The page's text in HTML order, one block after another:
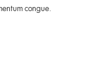
congue.